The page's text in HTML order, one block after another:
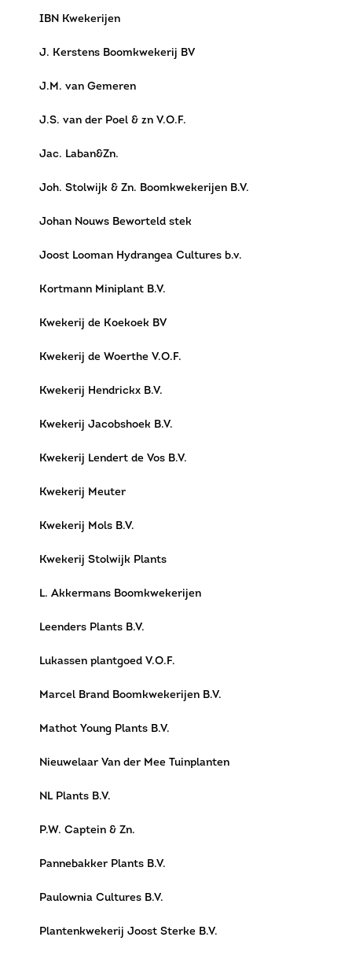
IBN Kwekerijen
J. Kerstens Boomkwekerij BV
J.M. van Gemeren
J.S. van der Poel & zn V.O.F.
Jac. Laban&Zn.
Joh. Stolwijk & Zn. Boomkwekerijen B.V.
Johan Nouws Beworteld stek
Joost Looman Hydrangea Cultures b.v.
Kortmann Miniplant B.V.
Kwekerij de Koekoek BV
Kwekerij de Woerthe V.O.F.
Kwekerij Hendrickx B.V.
Kwekerij Jacobshoek B.V.
Kwekerij Lendert de Vos B.V.
Kwekerij Meuter
Kwekerij Mols B.V.
Kwekerij Stolwijk Plants
L. Akkermans Boomkwekerijen
Leenders Plants B.V.
Lukassen plantgoed V.O.F.
Marcel Brand Boomkwekerijen B.V.
Mathot Young Plants B.V.
Nieuwelaar Van der Mee Tuinplanten
NL Plants B.V.
P.W. Captein & Zn.
Pannebakker Plants B.V.
Paulownia Cultures B.V.
Plantenkwekerij Joost Sterke B.V.